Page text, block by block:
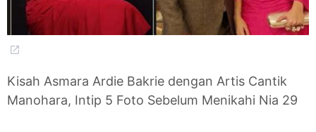
Kisah Asmara Ardie Bakrie dengan Artis Cantik
Manohara, Intip 5 Foto Sebelum Menikahi Nia 29